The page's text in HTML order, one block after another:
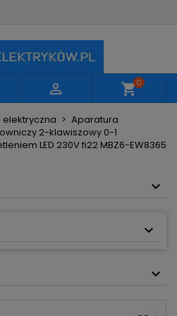
 shopping_cart0
Aparatura
2-klawiszowy 0-1
LED 230V fi22 MBZ6-EW8365
Utwórz listę życzeń
by zapisać produkty na
Anuluj Zaloguj się